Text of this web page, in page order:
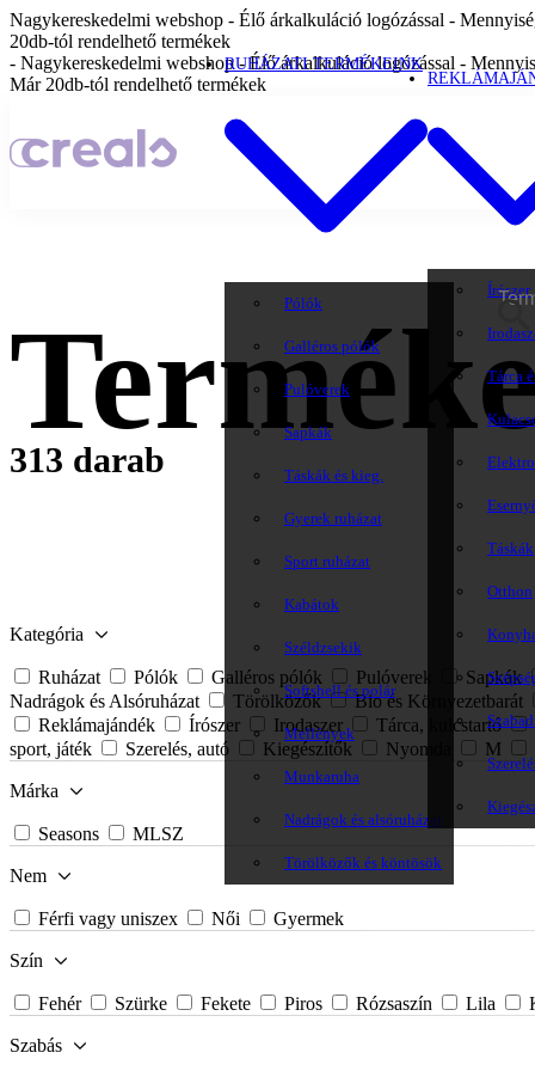
Nagykereskedelmi webshop - Élő árkalkuláció logózással -
20db-tól rendelhető termékek
- Nagykereskedelmi webshop - Élő árkalkuláció logózással -
Már 20db-tól rendelhető termékek
RUHÁZATI TERMÉKEINK
Pólók
Galléros pólók
Pulóverek
Sapkák
Táskák és kieg.
Gyerek ruházat
Sport ruházat
Kabátok
Széldzsekik
Softshell és polár
Mellények
Munkaruha
Nadrágok és alsóruházat
Törölközők és köntösök
Írószer
Tárca
Táskák
Otthon
313 darab
Kategória
Ruházat Pólók Galléros pólók Pulóverek Sapkák
Nadrágok és Alsóruházat
Törölközők Bio és Környezetbarát
Reklámajándék
Írószer Irodaszer Tárca, kulcstartó
sport, játék
Szerelés, autó Kiegészítők Nyomda M
Márka
Seasons MLSZ
Nem
Férfi vagy uniszex Női Gyermek
Szín
Fehér Szürke Fekete Piros Rózsaszín Lila
Szabás